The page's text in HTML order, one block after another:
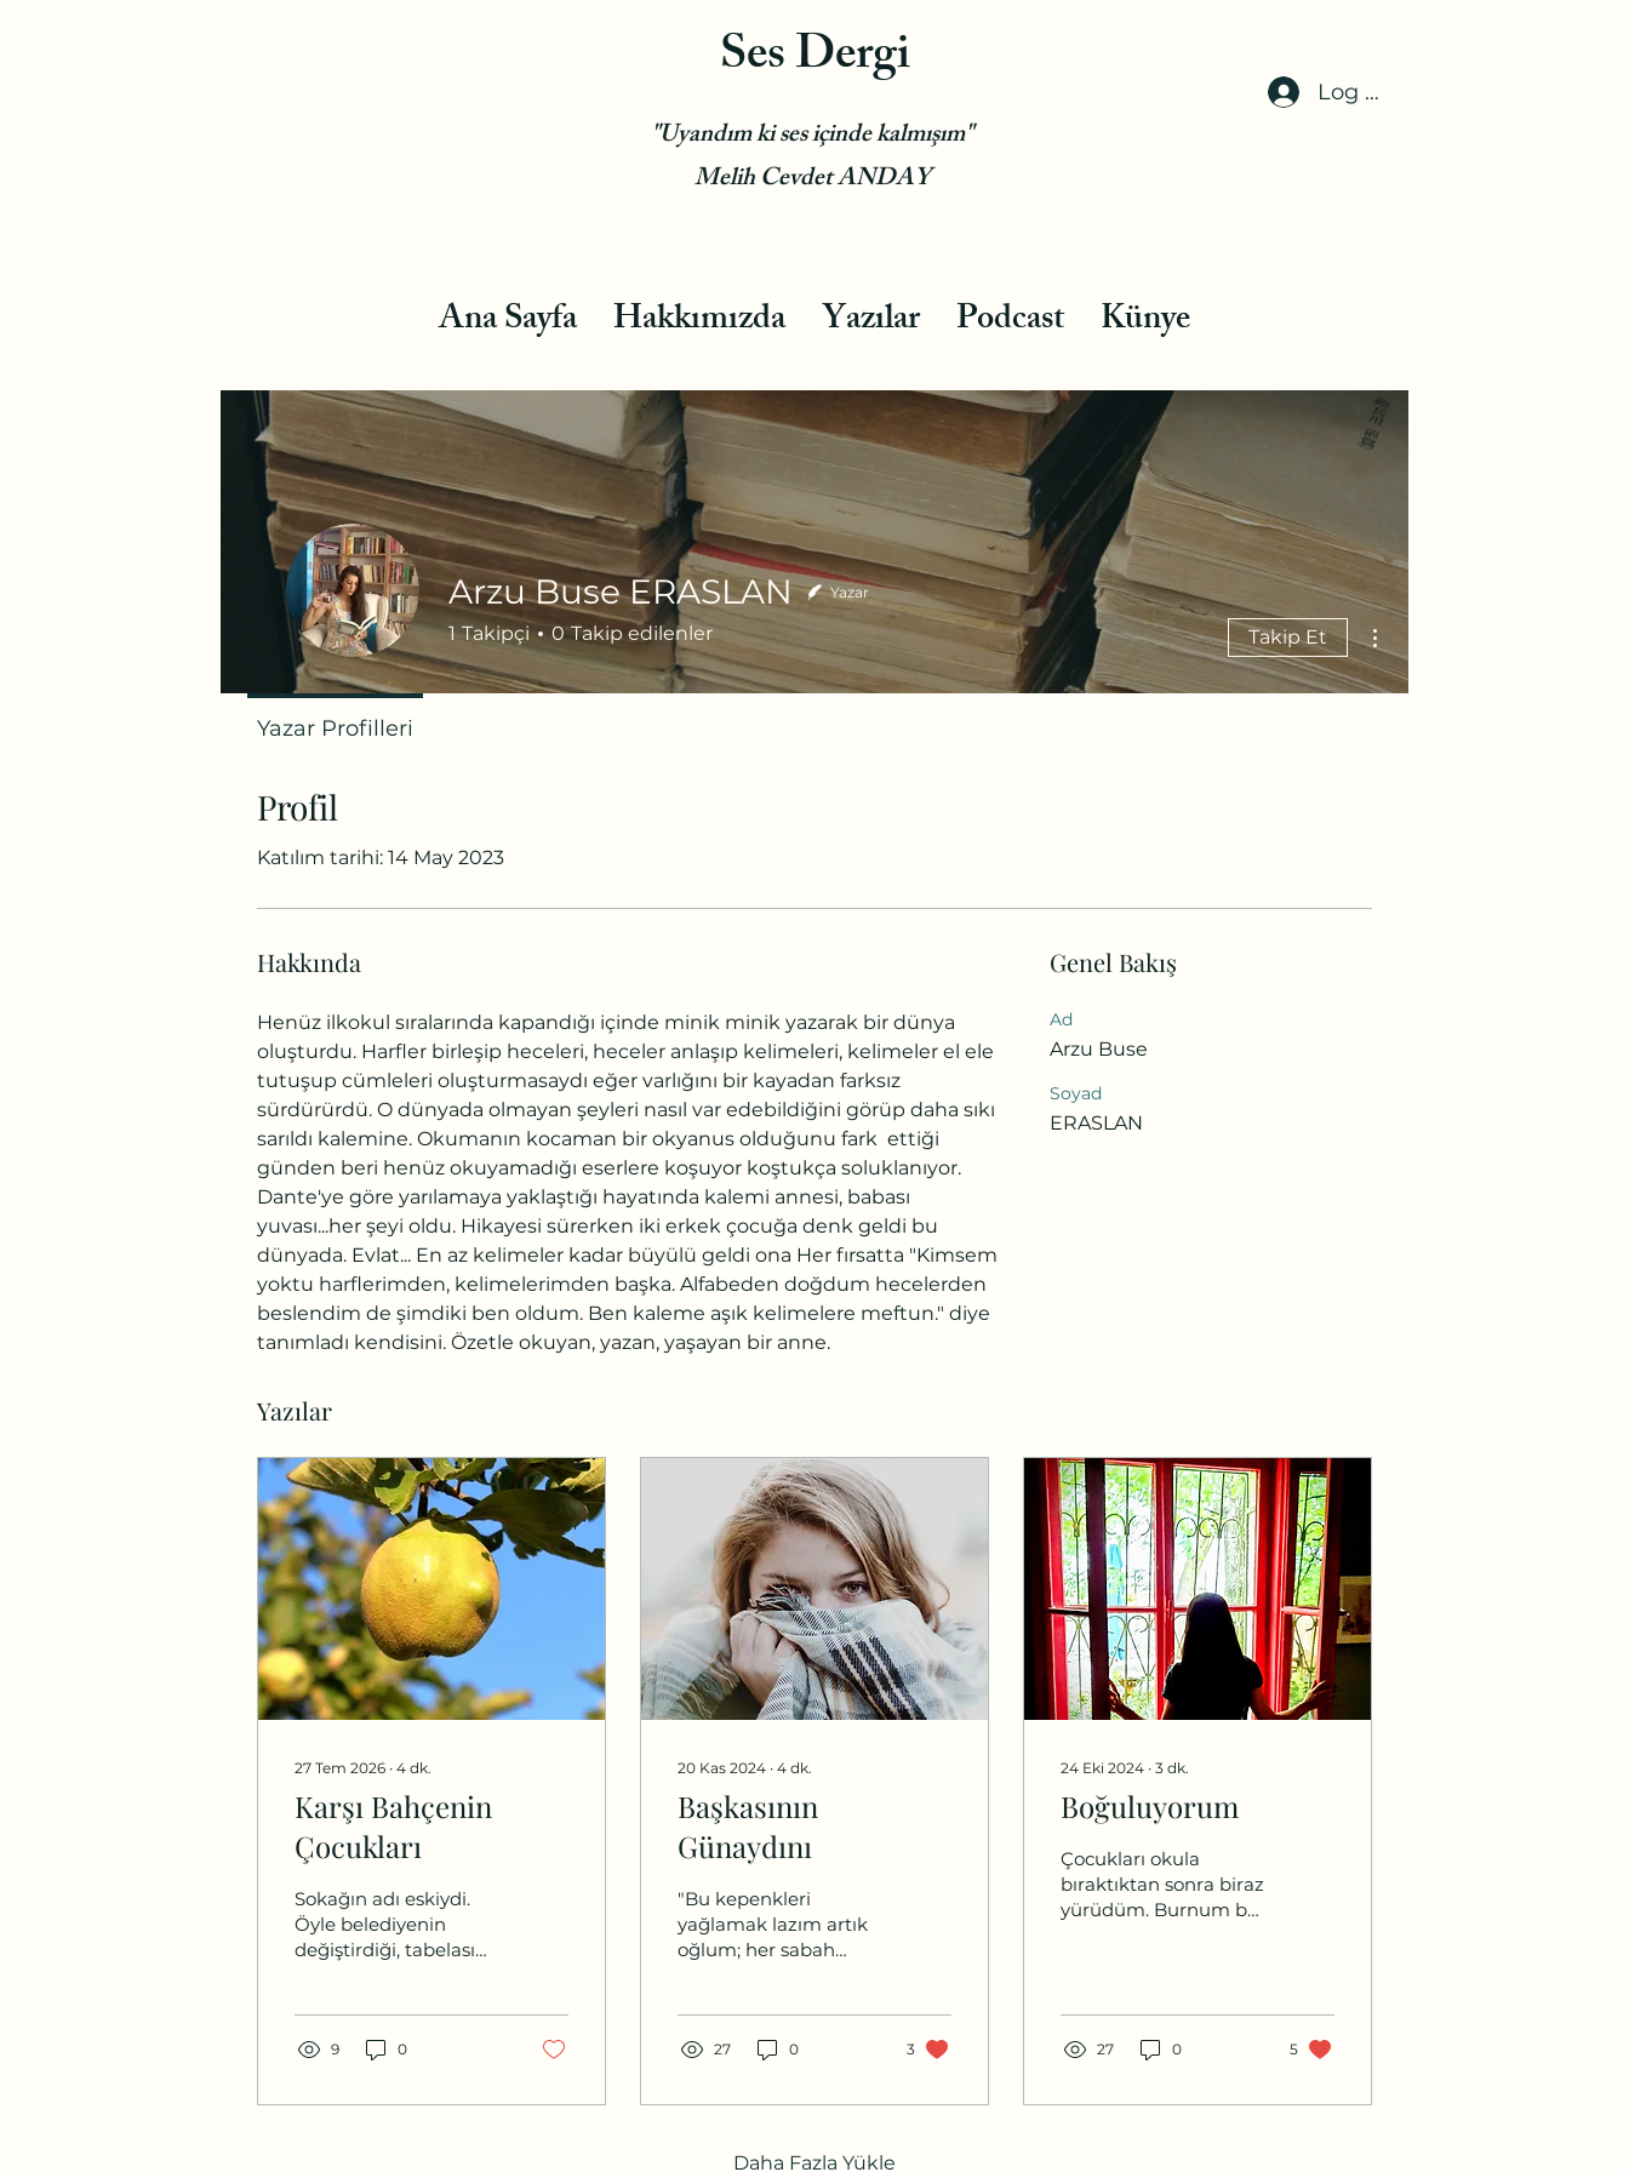
Ses Dergi
"Uyandım ki ses içinde kalmışım"
Melih Cevdet ANDAY
Log In
Ana Sayfa Hakkımızda Yazılar Podcast Künye
Profil
Katılım tarihi: 14 May 2023
Hakkında
Henüz ilkokul sıralarında kapandığı içinde minik minik yazarak bir dünya
oluşturdu. Harfler birleşip heceleri, heceler anlaşıp kelimeleri, kelimeler el ele
tutuşup cümleleri oluşturmasaydı eğer varlığını bir kayadan farksız
sürdürürdü. O dünyada olmayan şeyleri nasıl var edebildiğini görüp daha sıkı
sarıldı kalemine. Okumanın kocaman bir okyanus olduğunu fark  ettiği
günden beri henüz okuyamadığı eserlere koşuyor koştukça soluklanıyor.
Dante'ye göre yarılamaya yaklaştığı hayatında kalemi annesi, babası
yuvası...her şeyi oldu. Hikayesi sürerken iki erkek çocuğa denk geldi bu
dünyada. Evlat... En az kelimeler kadar büyülü geldi ona Her fırsatta "Kimsem
yoktu harflerimden, kelimelerimden başka. Alfabeden doğdum hecelerden
beslendim de şimdiki ben oldum. Ben kaleme aşık kelimelere meftun." diye
tanımladı kendisini. Özetle okuyan, yazan, yaşayan bir anne.
Genel Bakış
Ad
Arzu Buse
Soyad
ERASLAN
Yazılar
27 Tem 2026 ∙ 4 dk.
Karşı Bahçenin
Çocukları
Sokağın adı eskiydi.
Öyle belediyenin
değiştirdiği, tabelası
ağzında kalmış bir
sokaklar haritalardan
9 0
20 Kas 2024 ∙ 4 dk.
Başkasının
Günaydını
"Bu kepenkleri
yağlamak lazım artık
oğlum; her sabah
Bedri abiyle şu...
27 0 3
24 Eki 2024 ∙ 3 dk.
Boğuluyorum
Çocukları okula
bıraktıktan sonra biraz
yürüdüm. Burnum bu
aynı kokar ya,...
27 0 5
Daha Fazla Yükle
Arzu Buse ERASLAN Yazar
1 Takipçi 0 Takip edilenler Takip Et
Diğer Eylemler
Yazar Profilleri